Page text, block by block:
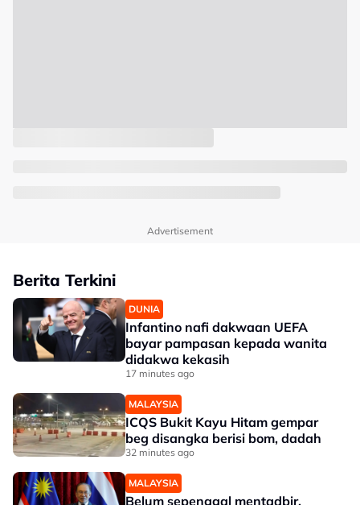
Advertisement
Berita Terkini
DUNIA
Infantino nafi dakwaan UEFA
bayar pampasan kepada wanita
didakwa kekasih
17 minutes ago
MALAYSIA
ICQS Bukit Kayu Hitam gempar
beg disangka berisi bom, dadah
32 minutes ago
MALAYSIA
Belum sepenggal mentadbir,